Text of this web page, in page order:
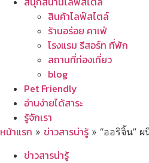
สินค้าไลฟ์สไตล์
ร้านอร่อย คาเฟ่
โรงแรม รีสอร์ท ที่พัก
สถานที่ท่องเที่ยว
blog
Pet Friendly
อ่านง่ายได้สาระ
รู้จักเรา
หน้าแรก » ข่าวสารน่ารู้ » “ออริจิ้น”
ข่าวสารน่ารู้